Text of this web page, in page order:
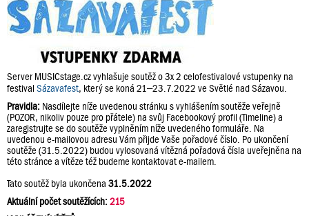
Server MUSICstage.cz vyhlašuje soutěž o 3x 2 celofestivalové vstupenky na
festivalSázavafest, který se koná 21–23.7.2022 ve Světlé nad Sázavou.
Pravidla: Nasdílejte níže uvedenou stránku s vyhlášením soutěže veřejně
(POZOR, nikoliv pouze pro přátele) na svůj Facebookový profil (Timeline) a
zaregistrujte se do soutěže vyplněním níže uvedeného formuláře. Na
uvedenou e-mailovou adresu Vám přijde Vaše pořadové číslo. Po ukončení
soutěže (31.5.2022) budou vylosovaná vítězná pořadová čísla uveřejněna na
této stránce a vítěze též budeme kontaktovat e-mailem.
Tato soutěž byla ukončena 31.5.2022
Aktuální počet soutěžících:215